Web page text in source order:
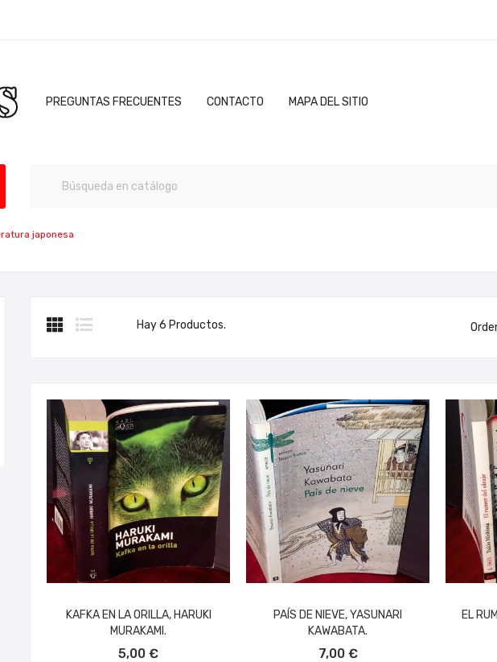
PREGUNTAS FRECUENTES CONTACTO MAPA DEL SITIO
japonesa
Hay 6 Productos.
KAFKA EN LA ORILLA, HARUKI
MURAKAMI.
5,00 €
PAÍS DE NIEVE, YASUNARI
KAWABATA.
7,00 €
EL